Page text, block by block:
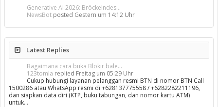
Generative AI 2026: Bröckelndes...
NewsBot posted Gestern um 14:12 Uhr
Latest Replies
Bagaimana cara buka Blokir bale...
123tomla replied Freitag um 05:29 Uhr
Cukup hubungi layanan pelanggan resmi BTN di nomor BTN Call
1500286 atau WhatsApp resmi di +628137775558 / +6282282211196,
dan siapkan data diri (KTP, buku tabungan, dan nomor kartu ATM)
untuk…